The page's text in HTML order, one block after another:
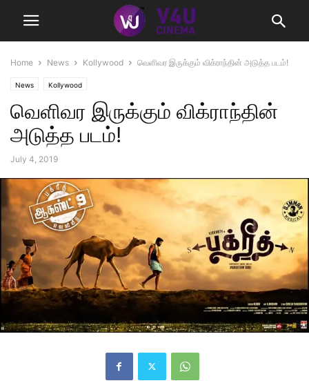
Home News Kollywood வெளிவர இருக்கும் விக்ராந்தின் அடுத்த படம்!
News Kollywood
வெளிவர இருக்கும் விக்ராந்தின்
அடுத்த படம்!
July 4, 2019